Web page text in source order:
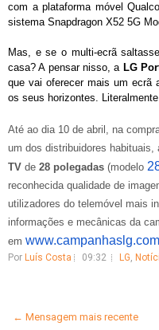
com a plataforma móvel
sistema Snapdragon X52 5G
Mas, e se o multi-ecrã
casa? A pensar nisso, a LG
que vai oferecer mais um ecrã
os seus horizontes.
Até ao dia 10 de abril, na
um dos distribuidores
TV de 28 polegadas (modelo
reconhecida qualidade de
utilizadores do telemóvel mais
informações e mecânicas da
em
Por Luís Costa 09:32 LG,
← Mensagem mais recente